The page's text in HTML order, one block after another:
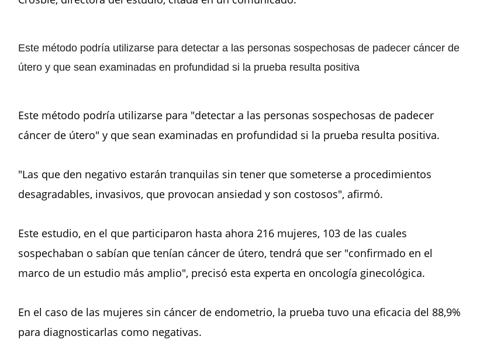
Este método podría utilizarse para detectar a las personas sospechosas de padecer cáncer de
útero y que sean examinadas en profundidad si la prueba resulta positiva
Este método podría utilizarse para "detectar a las personas sospechosas de padecer
cáncer de útero" y que sean examinadas en profundidad si la prueba resulta positiva.
"Las que den negativo estarán tranquilas sin tener que someterse a procedimientos
desagradables, invasivos, que provocan ansiedad y son costosos", afirmó.
Este estudio, en el que participaron hasta ahora 216 mujeres, 103 de las cuales
sospechaban o sabían que tenían cáncer de útero, tendrá que ser "confirmado en el
marco de un estudio más amplio", precisó esta experta en oncología ginecológica.
En el caso de las mujeres sin cáncer de endometrio, la prueba tuvo una eficacia del 88,9%
para diagnosticarlas como negativas.